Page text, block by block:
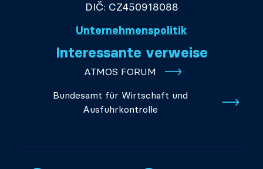
DIČ: CZ450918088
Unternehmenspolitik
Interessante verweise
ATMOS FORUM
Bundesamt für Wirtschaft und
Ausfuhrkontrolle